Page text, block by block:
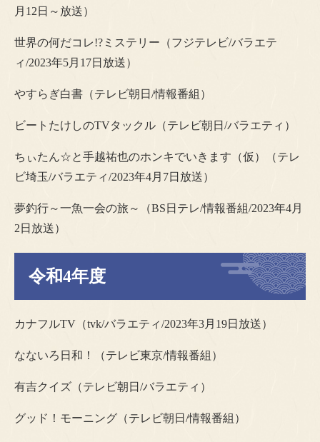
月12日～放送）
世界の何だコレ!?ミステリー（フジテレビ/バラエテ
ィ/2023年5月17日放送）
やすらぎ白書（テレビ朝日/情報番組）
ビートたけしのTVタックル（テレビ朝日/バラエティ）
ちぃたん☆と手越祐也のホンキでいきます（仮）（テレ
ビ埼玉/バラエティ/2023年4月7日放送）
夢釣行～一魚一会の旅～（BS日テレ/情報番組/2023年4月
2日放送）
令和4年度
カナフルTV（tvk/バラエティ/2023年3月19日放送）
なないろ日和！（テレビ東京/情報番組）
有吉クイズ（テレビ朝日/バラエティ）
グッド！モーニング（テレビ朝日/情報番組）